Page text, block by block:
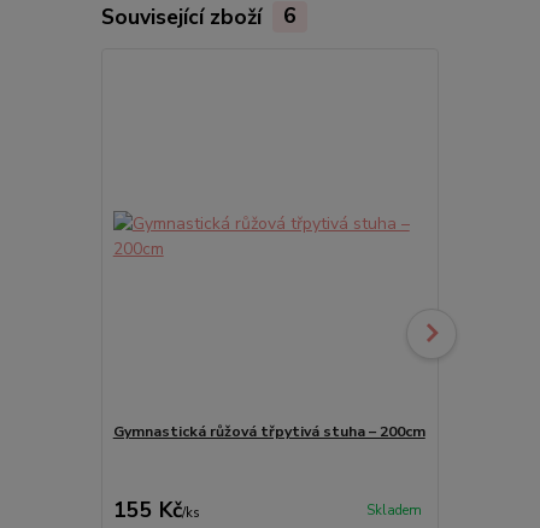
Související zboží 6
Gymnastická růžová třpytivá stuha – 200cm
155 Kč/ks Skladem